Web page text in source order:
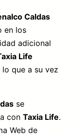
Caldas
en los
adicional
Life
que a su vez
se
con Taxia Life.
Web de